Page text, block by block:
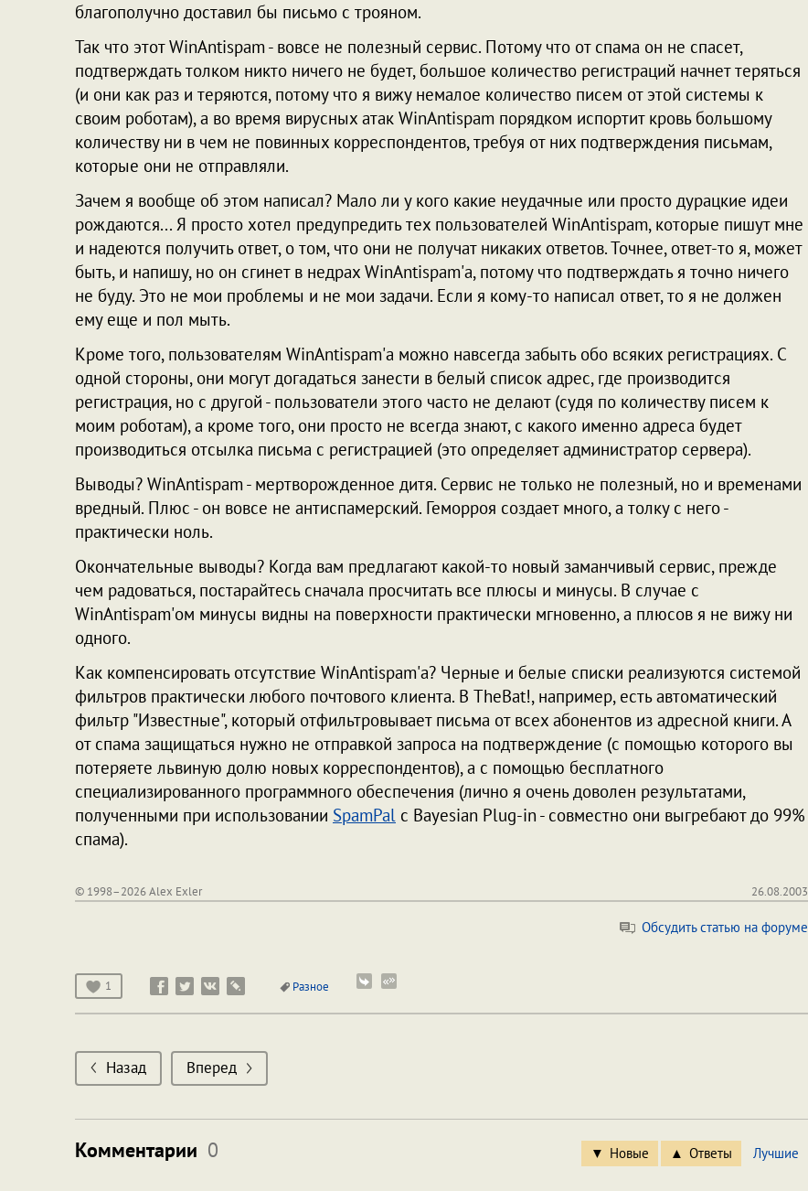
благополучно доставил бы письмо с трояном.
Так что этот WinAntispam - вовсе не полезный сервис. Потому что от спама он не спасет,
подтверждать толком никто ничего не будет, большое количество регистраций начнет теряться
(и они как раз и теряются, потому что я вижу немалое количество писем от этой системы к
своим роботам), а во время вирусных атак WinAntispam порядком испортит кровь большому
количеству ни в чем не повинных корреспондентов, требуя от них подтверждения письмам,
которые они не отправляли.
Зачем я вообще об этом написал? Мало ли у кого какие неудачные или просто дурацкие идеи
рождаются... Я просто хотел предупредить тех пользователей WinAntispam, которые пишут мне
и надеются получить ответ, о том, что они не получат никаких ответов. Точнее, ответ-то я, может
быть, и напишу, но он сгинет в недрах WinAntispam'а, потому что подтверждать я точно ничего
не буду. Это не мои проблемы и не мои задачи. Если я кому-то написал ответ, то я не должен
ему еще и пол мыть.
Кроме того, пользователям WinAntispam'а можно навсегда забыть обо всяких регистрациях. С
одной стороны, они могут догадаться занести в белый список адрес, где производится
регистрация, но с другой - пользователи этого часто не делают (судя по количеству писем к
моим роботам), а кроме того, они просто не всегда знают, с какого именно адреса будет
производиться отсылка письма с регистрацией (это определяет администратор сервера).
Выводы? WinAntispam - мертворожденное дитя. Сервис не только не полезный, но и временами
вредный. Плюс - он вовсе не антиспамерский. Геморроя создает много, а толку с него -
практически ноль.
Окончательные выводы? Когда вам предлагают какой-то новый заманчивый сервис, прежде
чем радоваться, постарайтесь сначала просчитать все плюсы и минусы. В случае с
WinAntispam'ом минусы видны на поверхности практически мгновенно, а плюсов я не вижу ни
одного.
Как компенсировать отсутствие WinAntispam'а? Черные и белые списки реализуются системой
фильтров практически любого почтового клиента. В TheBat!, например, есть автоматический
фильтр "Известные", который отфильтровывает письма от всех абонентов из адресной книги. А
от спама защищаться нужно не отправкой запроса на подтверждение (с помощью которого вы
потеряете львиную долю новых корреспондентов), а с помощью бесплатного
специализированного программного обеспечения (лично я очень доволен результатами,
полученными при использовании SpamPal с Bayesian Plug-in - совместно они выгребают до 99%
спама).
© 1998–2026 Alex Exler 26.08.2003
Обсудить статью на форуме
1 Разное
Назад Вперед
Комментарии 0 Новые Ответы Лучшие